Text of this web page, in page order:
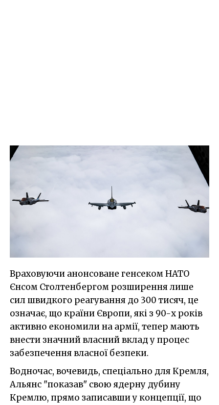
Враховуючи анонсоване генсеком НАТО
Єнсом Столтенбергом розширення лише
сил швидкого реагування до 300 тисяч, це
означає, що країни Європи, які з 90-х років
активно економили на армії, тепер мають
внести значний власний вклад у процес
забезпечення власної безпеки.
Водночас, вочевидь, спеціально для Кремля,
Альянс "показав" свою ядерну дубину
Кремлю, прямо записавши у концепції, що